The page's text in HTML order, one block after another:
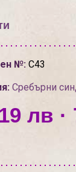
№: С43
Сребърни
лв ·